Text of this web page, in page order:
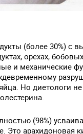
(более 30%) с
орехах,
и механические
Но диетологи
(98%)
Это арахидоновая